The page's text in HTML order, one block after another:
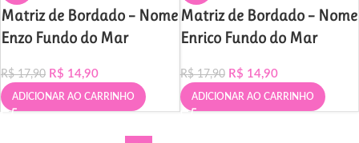
Matriz de Bordado – Nome
Enzo Fundo do Mar
R$17,90 R$ 14,90
ADICIONAR AO CARRINHO
Matriz de Bordado – Nome
Enrico Fundo do Mar
R$17,90 R$ 14,90
ADICIONAR AO CARRINHO